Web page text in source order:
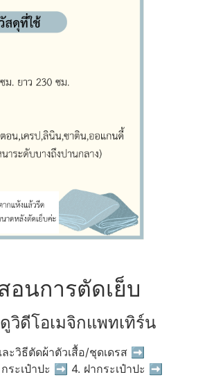
อนการตัดเย็บ
วิดีโอเมจิกแพทเทิร์น
ละวิธีตัดผ้าตัวเสื้อ/ชุดเดรส ➡
ระเป๋าปะ ➡ 4. ฝากระเป๋าปะ ➡